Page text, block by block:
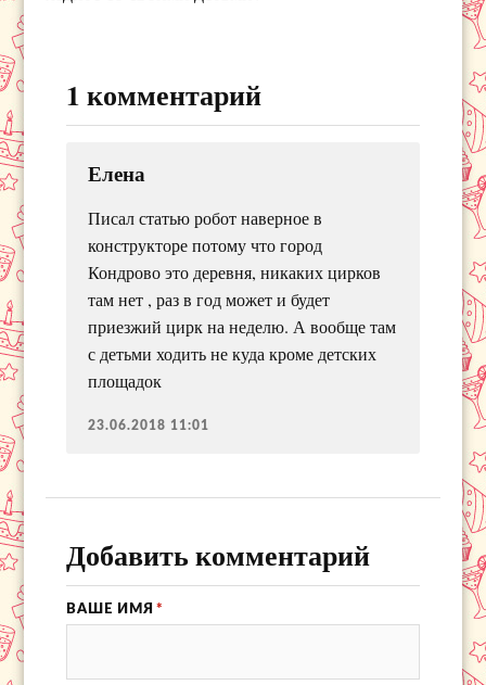
1 комментарий
Елена
Писал статью робот наверное в
конструкторе потому что город
Кондрово это деревня, никаких цирков
там нет , раз в год может и будет
приезжий цирк на неделю. А вообще там
с детьми ходить не куда кроме детских
площадок
23.06.2018 11:01
Добавить комментарий
ВАШЕ ИМЯ *